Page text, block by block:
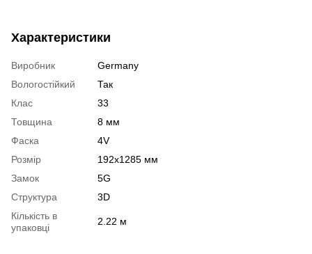
Характеристики
Виробник
Germany
Вологостійкий
Так
Клас
33
Товщина
8 мм
Фаска
4V
Розмір
192х1285 мм
Замок
5G
Структура
3D
Кількість в
упаковці
2.22 м